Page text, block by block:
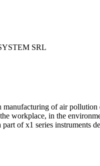
SRL
of air
workplace, in the
of x1 series instruments